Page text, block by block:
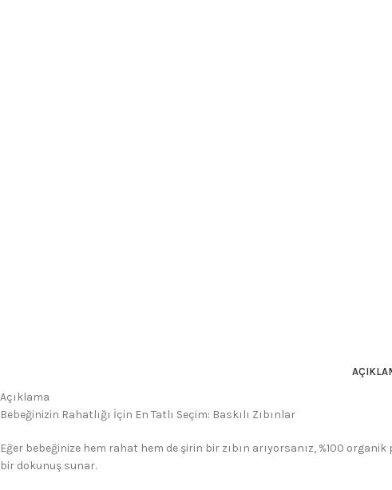
Açıklama
Bebeğinizin Rahatlığı İçin En Tatlı Seçim: Baskılı Zıbınlar
Eğer bebeğinize hem rahat hem de şirin bir zıbın arıyorsanız, %100
bir dokunuş sunar.